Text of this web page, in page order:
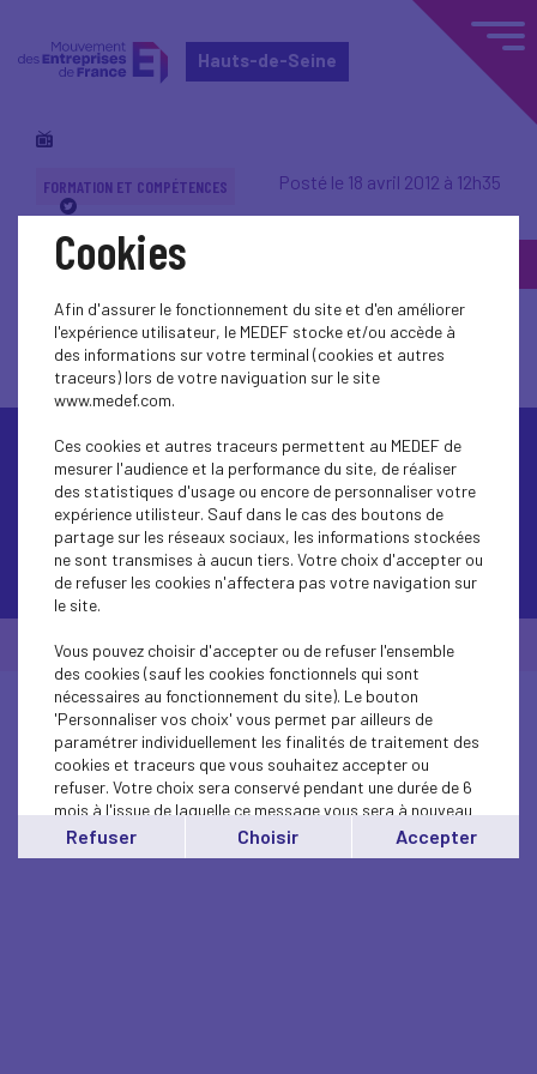
Hauts-de-Seine
FORMATION ET COMPÉTENCES Posté le 18 avril 2012 à 12h35
FEE : Eduquer sans
brider
Contactez-nous
© Medef Hauts-de-Seine 2026 -Mentions légales
Cookies
Afin d'assurer le fonctionnement du site et d'en améliorer
l'expérience utilisateur, le MEDEF stocke et/ou accède à
des informations sur votre terminal (cookies et autres
traceurs) lors de votre naviguation sur le site
www.medef.com.
Ces cookies et autres traceurs permettent au MEDEF de
mesurer l'audience et la performance du site, de réaliser
des statistiques d'usage ou encore de personnaliser votre
expérience utilisteur. Sauf dans le cas des boutons de
partage sur les réseaux sociaux, les informations stockées
ne sont transmises à aucun tiers. Votre choix d'accepter ou
de refuser les cookies n'affectera pas votre navigation sur
le site.
Vous pouvez choisir d'accepter ou de refuser l'ensemble
des cookies (sauf les cookies fonctionnels qui sont
nécessaires au fonctionnement du site). Le bouton
'Personnaliser vos choix' vous permet par ailleurs de
paramétrer individuellement les finalités de traitement des
cookies et traceurs que vous souhaitez accepter ou
refuser. Votre choix sera conservé pendant une durée de 6
mois à l'issue de laquelle ce message vous sera à nouveau
affiché..
Vous pouvez modifier votre choix à tout moment en
Refuser Choisir Accepter